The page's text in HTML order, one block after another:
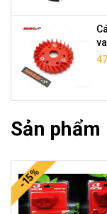
Sản
-15%